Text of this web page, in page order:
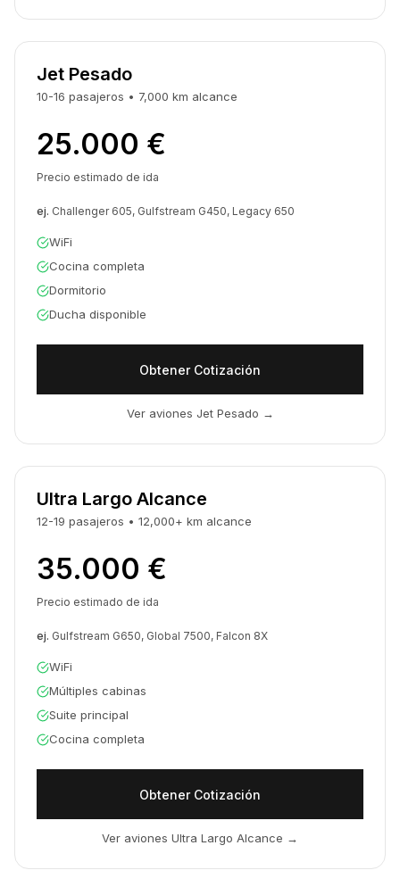
Jet Pesado
10-16 pasajeros • 7,000 km alcance
25.000 €
Precio estimado de ida
ej. Challenger 605, Gulfstream G450, Legacy 650
WiFi
Cocina completa
Dormitorio
Ducha disponible
Obtener Cotización
Ver aviones Jet Pesado →
Ultra Largo Alcance
12-19 pasajeros • 12,000+ km alcance
35.000 €
Precio estimado de ida
ej. Gulfstream G650, Global 7500, Falcon 8X
WiFi
Múltiples cabinas
Suite principal
Cocina completa
Obtener Cotización
Ver aviones Ultra Largo Alcance →